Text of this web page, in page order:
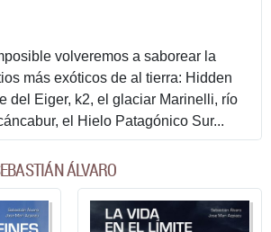
volveremos a saborear la
más exóticos de al tierra: Hidden
del Eiger, k2, el glaciar Marinelli, río
el Hielo Patagónico Sur...
ÁLVARO